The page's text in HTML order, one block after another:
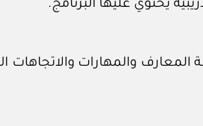
يحتوي عليها البرنامج.
والمهارات والاتجاهات